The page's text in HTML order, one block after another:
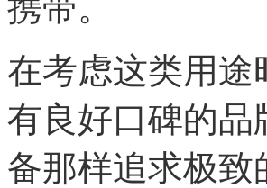
在考虑这类用途
有良好口碑的品
备那样追求极